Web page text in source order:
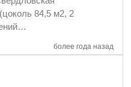
более года назад